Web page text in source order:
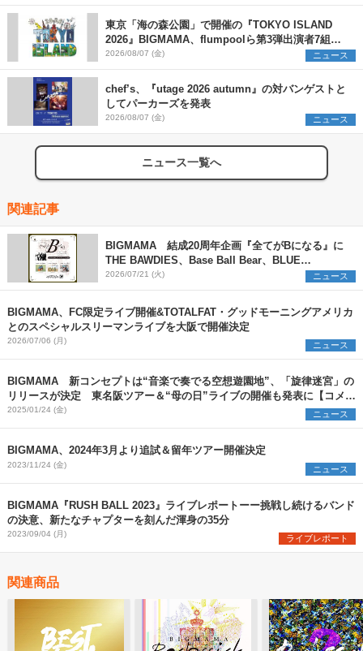
東京「海の森公園」で開催の『TOKYO ISLAND
2026』BIGMAMA、flumpoolら第3弾出演者7組を
発表 ワークショップ・アート出展者を募集
2026/08/07 (金) ニュース
chef’s、『utage 2026 autumn』の対バンゲストと
してパーカーズを発表
2026/08/07 (金) ニュース
ニュース一覧へ
関連記事
BIGMAMA 結成20周年企画『全てがBになる』に
THE BAWDIES、Base Ball Bear、BLUE
ENCOUNTの出演が決定
2026/07/21 (火) ニュース
BIGMAMA、FC限定ライブ開催&TOTALFAT・グッドモーニングアメリカ
とのスペシャルスリーマンライブを大阪で開催決定
2026/07/06 (月) ニュース
BIGMAMA 新コンセプトは“音楽で奏でる空想遊園地”、「旋律迷宮」の
リリースが決定 東名阪ツアー＆“母の日”ライブの開催も発表に【コメン
トあり】
2025/01/24 (金) ニュース
BIGMAMA、2024年3月より追試＆留年ツアー開催決定
2023/11/24 (金) ニュース
BIGMAMA『RUSH BALL 2023』ライブレポートーー挑戦し続けるバンド
の決意、新たなチャプターを刻んだ渾身の35分
2023/09/04 (月) ライブレポート
関連商品